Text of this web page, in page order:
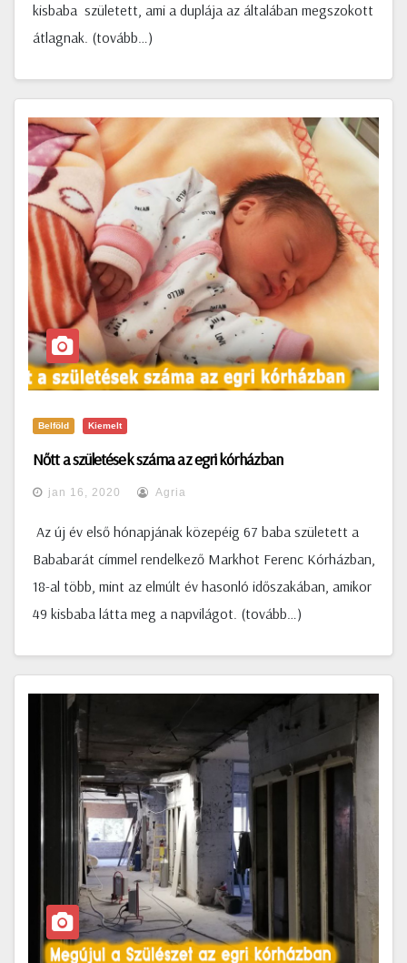
kisbaba született, ami a duplája az általában megszokott
átlagnak. (tovább…)
Belföld Kiemelt
Nőtt a születések száma az egri kórházban
jan 16, 2020 Agria
Az új év első hónapjának közepéig 67 baba született a
Bababarát címmel rendelkező Markhot Ferenc Kórházban,
18-al több, mint az elmúlt év hasonló időszakában, amikor
49 kisbaba látta meg a napvilágot. (tovább…)